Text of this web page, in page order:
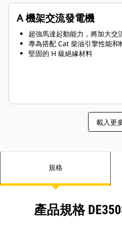
A 機架交流發電機
超強馬達起動能力，將加大交
專為搭配 Cat 柴油引擎性能和
堅固的 H 級絕緣材料
載入更
規格
產品規格